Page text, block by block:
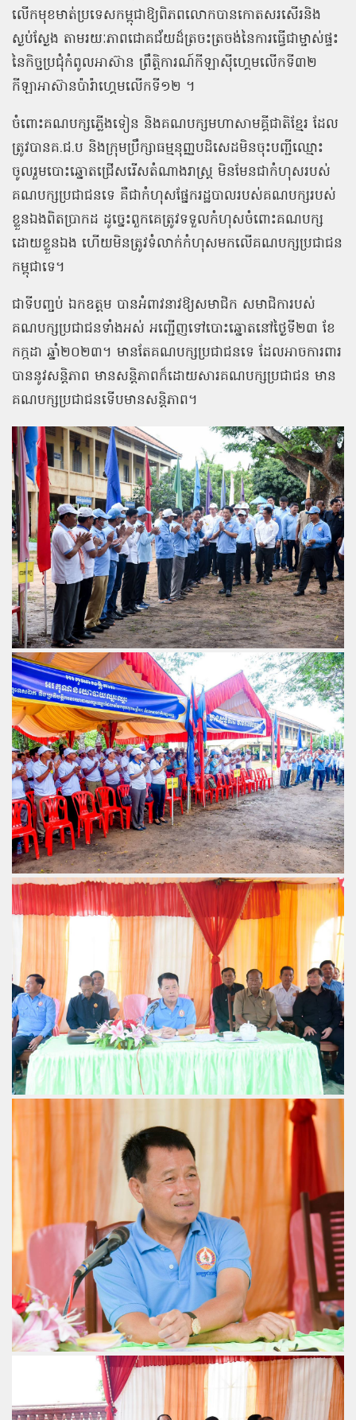
លើកមុខមាត់ប្រទេសកម្ពុជាឱ្យពិភពលោកបានកោតសរសើរនិង
ស្ងប់ស្ងែង តាមរយៈភាពជោគជ័យដ៏ត្រចះត្រចង់នៃការធ្វើជាម្ចាស់ផ្ទះ
នៃកិច្ចប្រជុំកំពូលអាស៊ាន ព្រឹត្តិការណ៍កីឡាស៊ីហ្គេមលើកទី៣២
កីឡាអាស៊ានប៉ារ៉ាហ្គេមលើកទី១២ ។
ចំពោះគណបក្សភ្លើងទៀន និងគណបក្សមហាសាមគ្គីជាតិខ្មែរ ដែល
ត្រូវបានគ.ជ.ប និងក្រុមប្រឹក្សាធម្មនុញ្ញបដិសេដមិនចុះបញ្ជីឈ្មោះ
ចូលរួមបោះឆ្នោតជ្រើសរើសតំណាងរាស្ត្រ មិនមែនជាកំហុសរបស់
គណបក្សប្រជាជនទេ គឺជាកំហុសផ្នែករដ្ឋបាលរបស់គណបក្សរបស់
ខ្លួនឯងពិតប្រាកដ ដូច្នេះពួកគេត្រូវទទួលកំហុសចំពោះគណបក្ស
ដោយខ្លួនឯង ហើយមិនត្រូវទំលាក់កំហុសមកលើគណបក្សប្រជាជន
កម្ពុជាទេ។
ជាទីបញ្ចប់ ឯកឧត្តម បានអំពាវនាវឱ្យសមាជិក សមាជិការបស់
គណបក្សប្រជាជនទាំងអស់ អញ្ជើញទៅបោះឆ្នោតនៅថ្ងៃទី២៣ ខែ
កក្កដា ឆ្នាំ២០២៣។ មានតែគណបក្សប្រជាជនទេ ដែលអាចការពារ
បាននូវសន្តិភាព មានសន្តិភាពក៏ដោយសារគណបក្សប្រជាជន មាន
គណបក្សប្រជាជនទើបមានសន្តិភាព។